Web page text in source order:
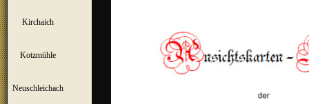
Kirchaich
Kotzmühle
Neuschleichach